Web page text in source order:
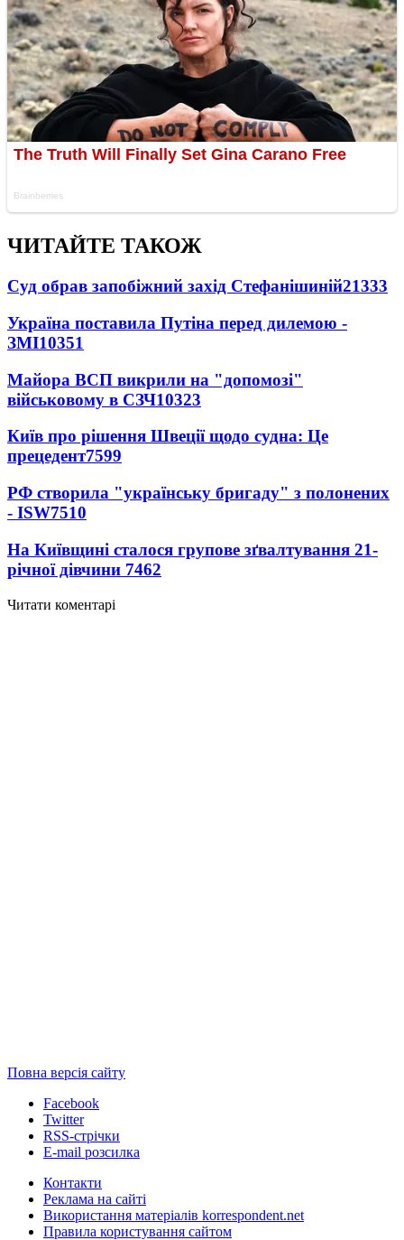
ЧИТАЙТЕ ТАКОЖ
Суд обрав запобіжний захід Стефанішиній21333
Україна поставила Путіна перед дилемою -
ЗМІ10351
Майора ВСП викрили на "допомозі"
військовому в СЗЧ10323
Київ про рішення Швеції щодо судна: Це
прецедент7599
РФ створила "українську бригаду" з полонених
- ISW7510
На Київщині сталося групове зґвалтування 21-
річної дівчини 7462
Читати коментарі
Повна версія сайту
Facebook
Twitter
RSS-стрічки
E-mail розсилка
Контакти
Реклама на сайті
Використання матеріалів korrespondent.net
Правила користування сайтом